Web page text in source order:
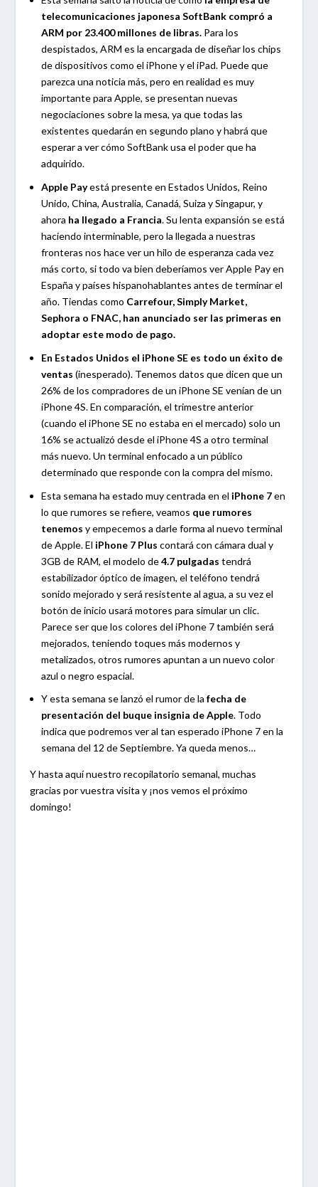
telecomunicaciones japonesa SoftBank compró a
ARM por 23.400 millones de libras. Para los
despistados, ARM es la encargada de diseñar los chips
de dispositivos como el iPhone y el iPad. Puede que
parezca una noticia más, pero en realidad es muy
importante para Apple, se presentan nuevas
negociaciones sobre la mesa, ya que todas las
existentes quedarán en segundo plano y habrá que
esperar a ver cómo SoftBank usa el poder que ha
adquirido.
Apple Payestá presente en Estados Unidos, Reino
Unido, China, Australia, Canadá, Suiza y Singapur, y
ahora ha llegado a Francia. Su lenta expansión se está
haciendo interminable, pero la llegada a nuestras
fronteras nos hace ver un hilo de esperanza cada vez
más corto, si todo va bien deberíamos ver Apple Pay en
España y países hispanohablantes antes de terminar el
año. Tiendas como Carrefour, Simply Market,
Sephora o FNAC, han anunciado ser las primeras en
adoptar este modo de pago.
En Estados Unidos el iPhone SE es todo un éxito de
ventas (inesperado). Tenemos datos que dicen queun
26% de los compradores de un iPhone SE venían de un
iPhone 4S. En comparación, el trimestre anterior
(cuando el iPhone SE no estaba en el mercado) solo un
16% se actualizó desde el iPhone 4S a otro terminal
más nuevo. Un terminal enfocado a un público
determinado que responde con la compra del mismo.
Esta semana ha estado muy centrada en el iPhone 7en
lo que rumores se refiere, veamos que rumores
tenemos y empecemos a darle forma al nuevo terminal
de Apple. El iPhone 7 Plus contará con cámara dual y
3GB de RAM, el modelo de4.7 pulgadas tendrá
estabilizador óptico de imagen, el teléfono tendrá
sonido mejorado y será resistente al agua, a su vez el
botón de inicio usará motores para simular un clic.
Parece ser que los colores del iPhone 7 también será
mejorados, teniendo toques más modernos y
metalizados, otros rumores apuntan a un nuevo color
azul o negro espacial.
Y esta semana se lanzó el rumor de lafecha de
presentación del buque insignia de Apple. Todo
indica que podremos ver al tan esperado iPhone 7 en la
semana del 12 de Septiembre. Ya queda menos…
Y hasta aquí nuestro recopilatorio semanal, muchas
gracias por vuestra visita y ¡nos vemos el próximo
domingo!